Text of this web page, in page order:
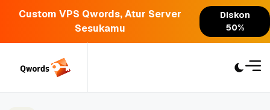
Custom VPS Qwords, Atur Server
Sesukamu
Diskon
50%